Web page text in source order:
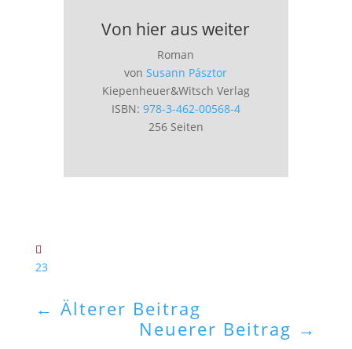
Von hier aus weiter
Roman
vonSusann Pásztor
Kiepenheuer&Witsch Verlag
ISBN: 978-3-462-00568-4
256 Seiten
23
← Älterer Beitrag
Neuerer Beitrag →